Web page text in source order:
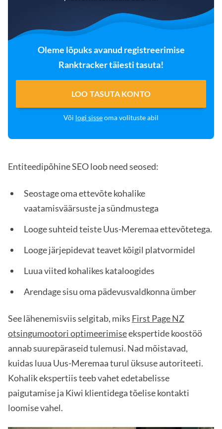
Oleme lõpuks avanud registreerimise
Ranktracker täiesti tasuta!
LOO TASUTA KONTO
Või logi sisseoma volituste abil
Entiteedipõhine SEO loob need seosed:
Seostage oma ettevõte kohalike
vaatamisväärsuste ja sündmustega
Looge suhteid teiste Uus-Meremaa ettevõtetega.
Looge järjepidevat teavet kõigil platvormidel
Luua viited kohalikes kataloogides
Arendage sisu oma pädevusvaldkonna ümber
See lähenemisviis selgitab, miks First Page NZ
otsingumootori optimeerimiseekspertide koostöö
annab suurepäraseid tulemusi. Nad mõistavad,
kuidas luua Uus-Meremaa turul üksuse autoriteeti.
Kohalik ekspertiis teeb vahet edetabelisse
paigutamise ja Kiwi klientidega tõelise kontakti
loomise vahel.